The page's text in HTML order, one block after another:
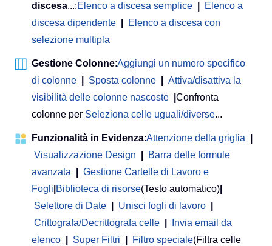
discesa...:Elenco a discesa semplice
Elenco a
discesa dipendente
Elenco a discesa con
selezione multipla
Gestione Colonne:Aggiungi un numero specifico
di colonne
Sposta colonne
Attiva/disattiva la
visibilità delle colonne nascoste
Confronta
colonne per Seleziona celle uguali/diverse...
Funzionalità in Evidenza:Attenzione della griglia
Visualizzazione Design
Barra delle formule
avanzata
Gestione Cartelle di Lavoro e
Fogli Biblioteca di risorse(Testo automatico)
Selettore di Date
Unisci fogli di lavoro
Crittografa/Decrittografa celle
Invia email da
elenco
Super Filtri Filtro speciale(Filtra celle